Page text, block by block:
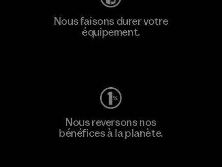
Nous faisons durer votre
équipement.
Nous reversons nos
bénéfices à la planète.